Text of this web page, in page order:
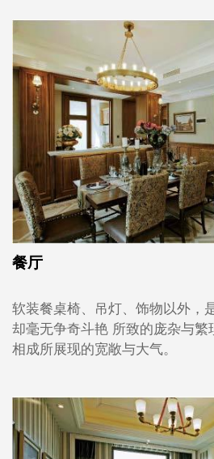
餐厅
软装餐桌椅、吊灯、饰物以外，
却毫无争奇斗艳 所致的庞杂与繁
相成所展现的宽敞与大气。